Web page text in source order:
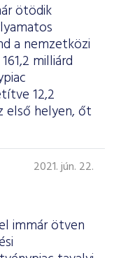
ötödik
a nemzetközi
milliárd
12,2
első helyen, őt
2021. jún. 22.
immár ötven